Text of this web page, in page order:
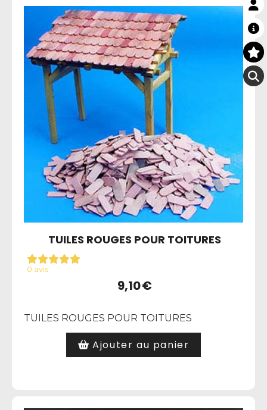
TUILES ROUGES POUR TOITURES
0 avis
9,10€
TUILES ROUGES POUR TOITURES
Ajouter au panier